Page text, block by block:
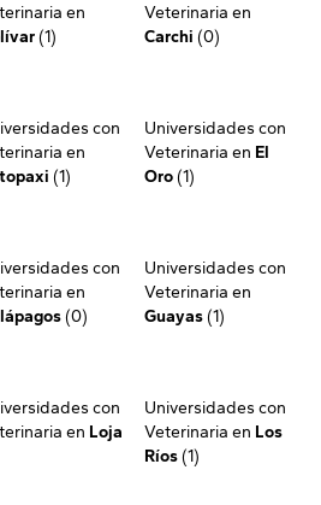
en
(1)
Veterinaria en
Carchi (0)
con
en
(1)
Universidades con
Veterinaria en El
Oro(1)
con
en
(0)
Universidades con
Veterinaria en
Guayas(1)
con
en Loja
Universidades con
Veterinaria en Los
Ríos(1)